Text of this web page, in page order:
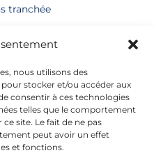
nous utilisons des
stocker et/ou accéder aux
consentir à ces technologies
telles que le comportement
site. Le fait de ne pas
peut avoir un effet
et fonctions.
tranchée
générales
le Bois Cerdon